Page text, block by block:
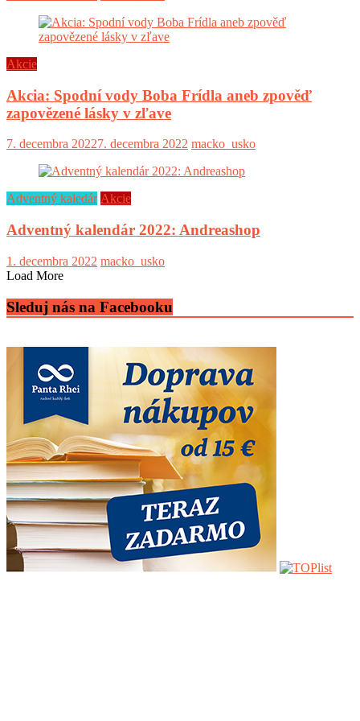
Akcie
Akcia: Spodní vody Boba Frídla aneb zpověď
zapovězené lásky v zľave
7. decembra 20227. decembra 2022 macko_usko
Adventný kaledár Akcie
Adventný kalendár 2022: Andreashop
1. decembra 2022 macko_usko
Load More
Sleduj nás na Facebooku